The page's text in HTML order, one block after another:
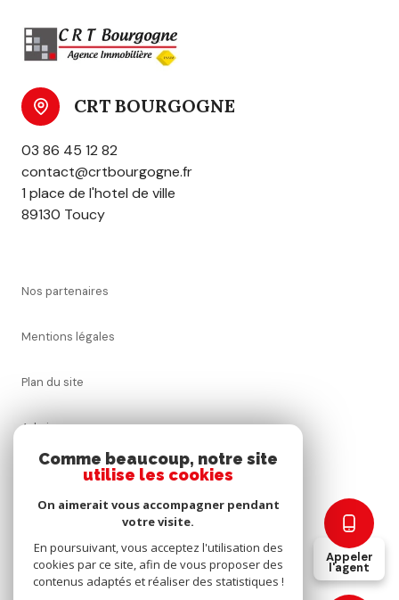
Appeler
l'agent
CRT BOURGOGNE
03 86 45 12 82
contact@crtbourgogne.fr
1 place de l'hotel de ville
89130 Toucy
nos partenaires
mentions légales
plan du site
admin
nos honoraires
cookies
Comme beaucoup, notre site
utilise les cookies
On aimerait vous accompagner pendant
votre visite.
En poursuivant, vous acceptez l'utilisation des
cookies par ce site, afin de vous proposer des
contenus adaptés et réaliser des statistiques !